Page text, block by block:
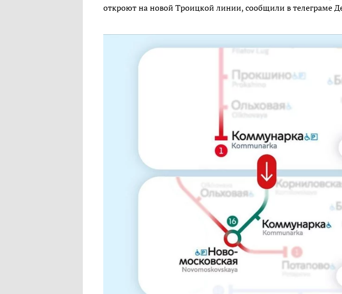
откроют на новой Троицкой линии, сообщили в телеграме